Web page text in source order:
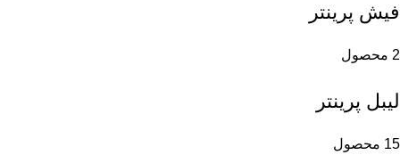
فیش پرینتر
2 محصول
لیبل پرینتر
15 محصول